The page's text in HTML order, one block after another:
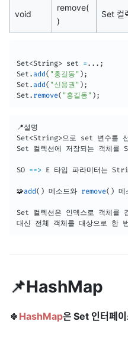
void
remove(
)
Set 컬
Set<String> set = . . . ;
Set .add( "홍길동" ) ;
Set .add( "신용권" ) ;
Set . remove( "홍길동" ) ;
Set<String>으로 set 변수를
Set 컬렉션에 저장되는 객체를
SO ==> E 타입 파라미터는
🧩add( ) 메소드와 remove( ) 메
Set 컬렉션은 인덱스로 객체를
대신 전체 객체를 대상으로 한
📌HashMap
🍀 HashMap은 Set 인터페